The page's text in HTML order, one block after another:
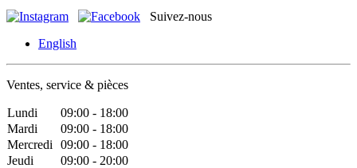
Suivez-nous
English
Ventes, service & pièces
Lundi
09:00 - 18:00
Mardi
09:00 - 18:00
Mercredi
09:00 - 18:00
Jeudi
09:00 - 20:00